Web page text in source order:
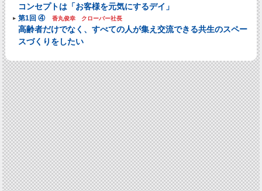
コンセプトは「お客様を元気にするデイ」
第1回 ④ 香丸俊幸 クローバー社長
高齢者だけでなく、すべての人が集え交流できる共生のスペー
スづくりをしたい